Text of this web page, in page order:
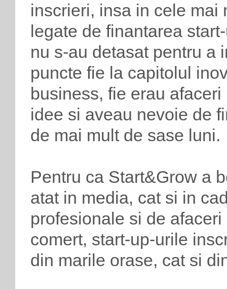
inscrieri, insa in cele mai
legate de finantarea
nu s-au detasat pentru a
puncte fie la capitolul
business, fie erau
idee si aveau nevoie de
de mai mult de sase luni.
Pentru ca Start&Grow a
atat in media, cat si in
profesionale si de
comert, start-up-urile
din marile orase, cat si